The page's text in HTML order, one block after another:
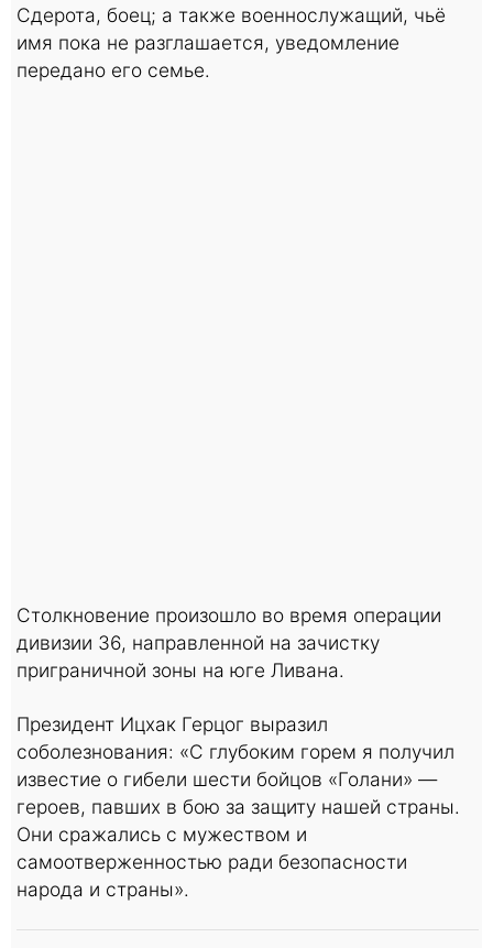
Сдерота, боец; а также военнослужащий, чьё
имя пока не разглашается, уведомление
передано его семье.
Столкновение произошло во время операции
дивизии 36, направленной на зачистку
приграничной зоны на юге Ливана.
Президент Ицхак Герцог выразил
соболезнования: «С глубоким горем я получил
известие о гибели шести бойцов «Голани» —
героев, павших в бою за защиту нашей страны.
Они сражались с мужеством и
самоотверженностью ради безопасности
народа и страны».